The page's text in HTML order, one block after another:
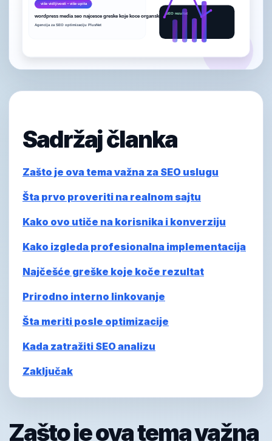
Sadržaj članka
Zašto je ova tema važna za SEO uslugu
Šta prvo proveriti na realnom sajtu
Kako ovo utiče na korisnika i konverziju
Kako izgleda profesionalna implementacija
Najčešće greške koje koče rezultat
Prirodno interno linkovanje
Šta meriti posle optimizacije
Kada zatražiti SEO analizu
Zaključak
Zašto je ova tema važna